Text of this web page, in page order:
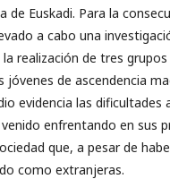
de Euskadi. Para la
a cabo una
realización de tres grupos
jóvenes de ascendencia
evidencia las dificultades
enfrentando en sus
que, a pesar de
como extranjeras.